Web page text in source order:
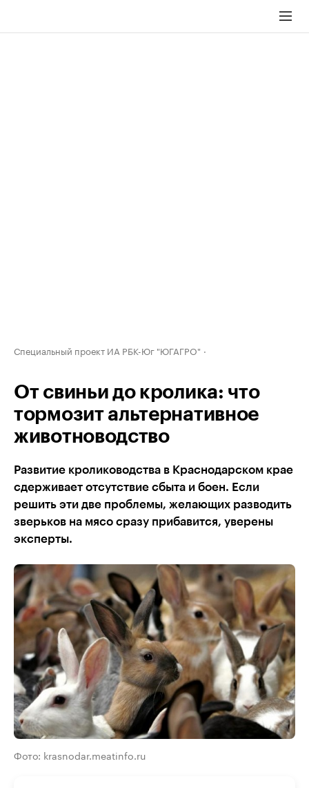
Специальный проект ИА РБК-Юг "ЮГАГРО"
От свиньи до кролика: что
тормозит альтернативное
животноводство
Развитие кролиководства в Краснодарском крае
сдерживает отсутствие сбыта и боен. Если
решить эти две проблемы, желающих разводить
зверьков на мясо сразу прибавится, уверены
эксперты.
Фото: krasnodar.meatinfo.ru